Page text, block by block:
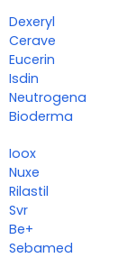
Dexeryl
Cerave
Eucerin
Isdin
Neutrogena
Bioderma
Ioox
Nuxe
Rilastil
Svr
Be+
Sebamed